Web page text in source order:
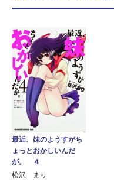
最近、妹のようすがち
ょっとおかしいんだ
が。 ４
松沢 まり